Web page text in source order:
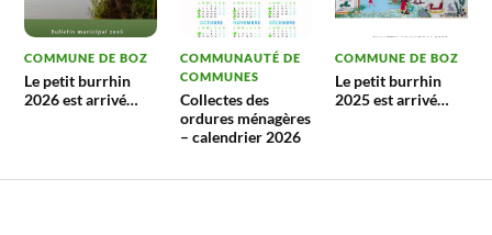
COMMUNE DE BOZ
Le petit burrhin
2026 est arrivé…
COMMUNAUTÉ DE
COMMUNES
Collectes des
ordures ménagères
– calendrier 2026
COMMUNE DE BOZ
Le petit burrhin
2025 est arrivé…